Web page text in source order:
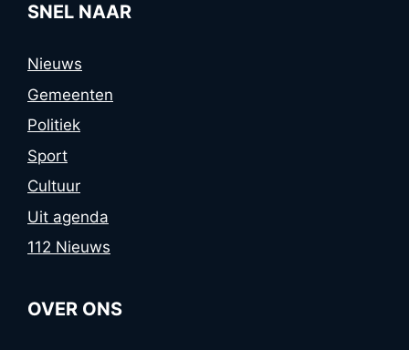
SNEL NAAR
Nieuws
Gemeenten
Politiek
Sport
Cultuur
Uit agenda
112 Nieuws
OVER ONS